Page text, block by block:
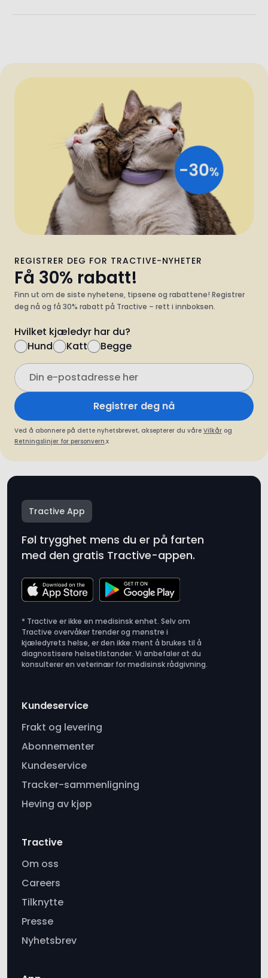
REGISTRER DEG FOR TRACTIVE-NYHETER
Få 30% rabatt!
Finn ut om de siste nyhetene, tipsene og rabattene! Registrer
deg nå og få 30% rabatt på Tractive – rett i innboksen.
Hvilket kjæledyr har du?
Hund
Katt Begge
Registrer deg nå
Ved å abonnere på dette nyhetsbrevet, aksepterer du våre Vilkår og
Retningslinjer for personvern.x
Tractive App
Føl trygghet mens du er på farten
med den gratis Tractive-appen.
* Tractive er ikke en medisinsk enhet. Selv om
Tractive overvåker trender og mønstre i
kjæledyrets helse, er den ikke ment å brukes til å
diagnostisere helsetilstander. Vi anbefaler at du
konsulterer en veterinær for medisinsk rådgivning.
Kundeservice
Frakt og levering
Abonnementer
Kundeservice
Tracker-sammenligning
Heving av kjøp
Tractive
Om oss
Careers
Tilknytte
Presse
Nyhetsbrev